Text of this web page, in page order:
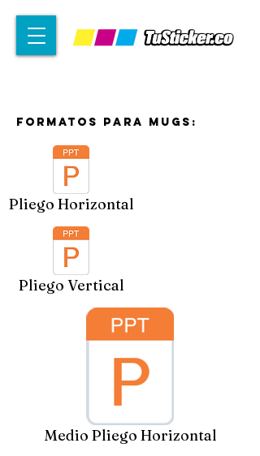
FORMATOS PARA MUGS:
Pliego Horizontal
Pliego Vertical
Medio Pliego Horizontal